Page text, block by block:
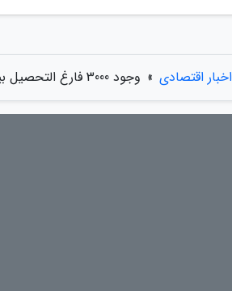
اخبار اقتصادی » وجود 3000 فارغ التحصیل بیکار در دیار مرغوب ترین پسته دنیا